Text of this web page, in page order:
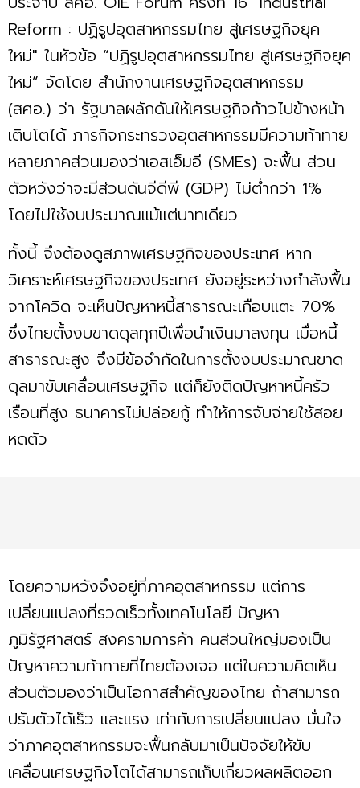
Reform : ปฏิรูปอุตสาหกรรมไทย สู่เศรษฐกิจยุค
ใหม่" ในหัวข้อ “ปฏิรูปอุตสาหกรรมไทย สู่เศรษฐกิจยุค
ใหม่” จัดโดย สำนักงานเศรษฐกิจอุตสาหกรรม
(สศอ.) ว่า รัฐบาลผลักดันให้เศรษฐกิจก้าวไปข้างหน้า
เติบโตได้ ภารกิจกระทรวงอุตสาหกรรมมีความท้าทาย
หลายภาคส่วนมองว่าเอสเอ็มอี (SMEs) จะฟื้น ส่วน
ตัวหวังว่าจะมีส่วนดันจีดีพี (GDP) ไม่ต่ำกว่า 1%
โดยไม่ใช้งบประมาณแม้แต่บาทเดียว
ทั้งนี้ จึงต้องดูสภาพเศรษฐกิจของประเทศ หาก
วิเคราะห์เศรษฐกิจของประเทศ ยังอยู่ระหว่างกำลังฟื้น
จากโควิด จะเห็นปัญหาหนี้สาธารณะเกือบแตะ 70%
ซึ่งไทยตั้งงบขาดดุลทุกปีเพื่อนำเงินมาลงทุน เมื่อหนี้
สาธารณะสูง จึงมีข้อจำกัดในการตั้งงบประมาณขาด
ดุลมาขับเคลื่อนเศรษฐกิจ แต่ก็ยังติดปัญหาหนี้ครัว
เรือนที่สูง ธนาคารไม่ปล่อยกู้ ทำให้การจับจ่ายใช้สอย
หดตัว
โดยความหวังจึงอยู่ที่ภาคอุตสาหกรรม แต่การ
เปลี่ยนแปลงที่รวดเร็วทั้งเทคโนโลยี ปัญหา
ภูมิรัฐศาสตร์ สงครามการค้า คนส่วนใหญ่มองเป็น
ปัญหาความท้าทายที่ไทยต้องเจอ แต่ในความคิดเห็น
ส่วนตัวมองว่าเป็นโอกาสสำคัญของไทย ถ้าสามารถ
ปรับตัวได้เร็ว และแรง เท่ากับการเปลี่ยนแปลง มั่นใจ
ว่าภาคอุตสาหกรรมจะฟื้นกลับมาเป็นปัจจัยให้ขับ
เคลื่อนเศรษฐกิจโตได้สามารถเก็บเกี่ยวผลผลิตออก